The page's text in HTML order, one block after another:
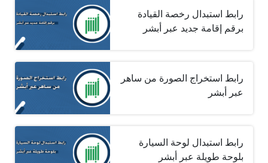
رابط استبدال رخصة القيادة
برقم إقامة جديد عبر أبشر
رابط استخراج الصورة من ساهر
عبر أبشر
رابط استبدال لوحة السيارة
بلوحة طويلة عبر أبشر